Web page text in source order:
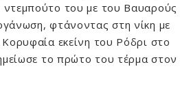
του με του Βαυαρούς
φτάνοντας στη νίκη με
εκείνη του Ρόδρι στο
το πρώτο του τέρμα στον